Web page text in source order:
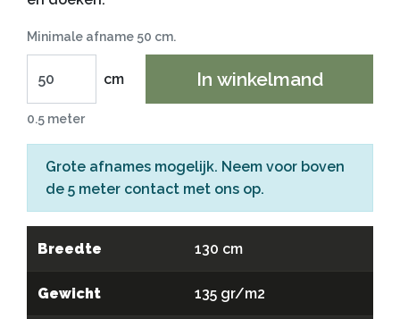
Minimale afname 50 cm.
cm In winkelmand
0.5 meter
Grote afnames mogelijk. Neem voor boven
de 5 meter contact met ons op.
Breedte 130 cm
Gewicht 135 gr/m2